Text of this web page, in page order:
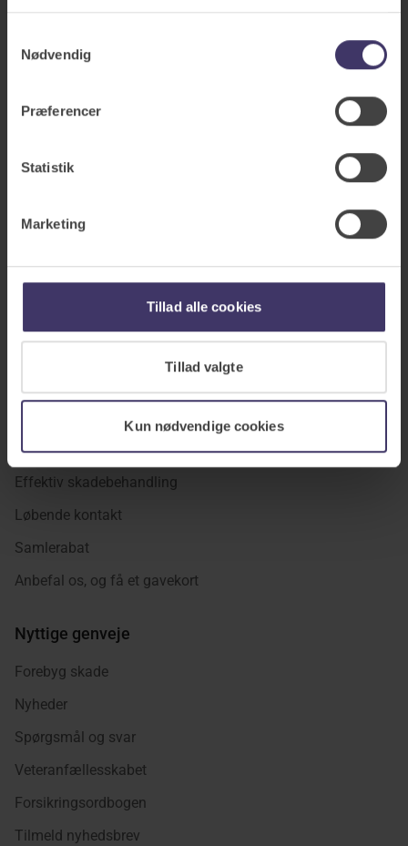
Nødvendig
Præferencer
Statistik
Marketing
Tillad alle cookies
Tillad valgte
Kun nødvendige cookies
Forsikringer
Indboforsikring
Husforsikring
Fast kontaktperson
Effektiv skadebehandling
Løbende kontakt
Samlerabat
Anbefal os, og få et gavekort
Nyttige genveje
Forebyg skade
Nyheder
Spørgsmål og svar
Veteranfællesskabet
Forsikringsordbogen
Tilmeld nyhedsbrev